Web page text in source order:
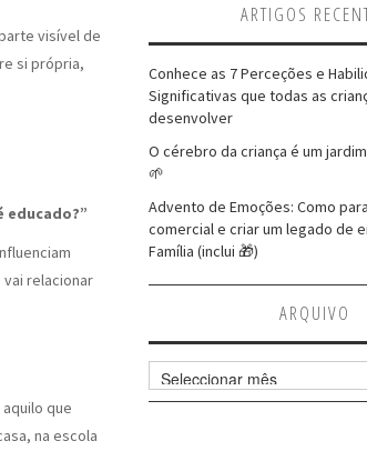
visível de
si própria,
educado?”
relacionar
que
na escola
ARTIGOS
Conhece as 7 Perceções e
Significativas que todas as
desenvolver
O cérebro da criança é um
🌱
Advento de Emoções: Como
comercial e criar um legado de
Família (inclui 🎁)
ARQUIVO
Arquivo